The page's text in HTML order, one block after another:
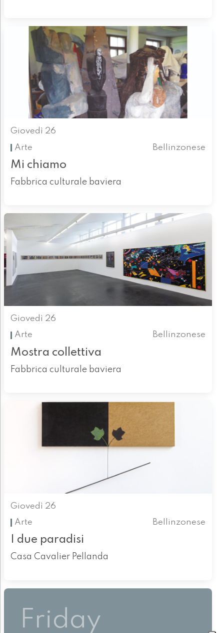
Giovedì 26
Arte
Bellinzonese
Mi chiamo
Fabbrica culturale baviera
Giovedì 26
Arte
Bellinzonese
Mostra collettiva
Fabbrica culturale baviera
Giovedì 26
Arte
Bellinzonese
I due paradisi
Casa Cavalier Pellanda
Friday